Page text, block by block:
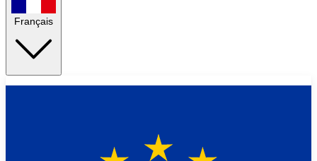
Français